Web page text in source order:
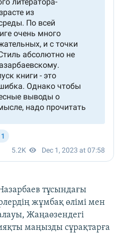
тұсындағы
жұмбақ өлімі мен
Жаңаөзендегі
маңызды сұрақтарға